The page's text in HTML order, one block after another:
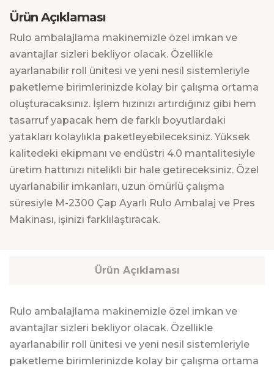
Ürün Açıklaması
Rulo ambalajlama makinemizle özel imkan ve
avantajlar sizleri bekliyor olacak. Özellikle
ayarlanabilir roll ünitesi ve yeni nesil sistemleriyle
paketleme birimlerinizde kolay bir çalışma ortama
oluşturacaksınız. İşlem hızınızı artırdığınız gibi hem
tasarruf yapacak hem de farklı boyutlardaki
yatakları kolaylıkla paketleyebileceksiniz. Yüksek
kalitedeki ekipmanı ve endüstri 4.0 mantalitesiyle
üretim hattınızı nitelikli bir hale getireceksiniz. Özel
uyarlanabilir imkanları, uzun ömürlü çalışma
süresiyle M-2300 Çap Ayarlı Rulo Ambalaj ve Pres
Makinası, işinizi farklılaştıracak.
Ürün Açıklaması
Rulo ambalajlama makinemizle özel imkan ve
avantajlar sizleri bekliyor olacak. Özellikle
ayarlanabilir roll ünitesi ve yeni nesil sistemleriyle
paketleme birimlerinizde kolay bir çalışma ortama